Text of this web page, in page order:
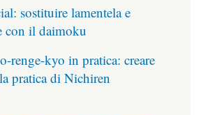
sostituire lamentela e
con il daimoku
renge-kyo in pratica: creare
pratica di Nichiren